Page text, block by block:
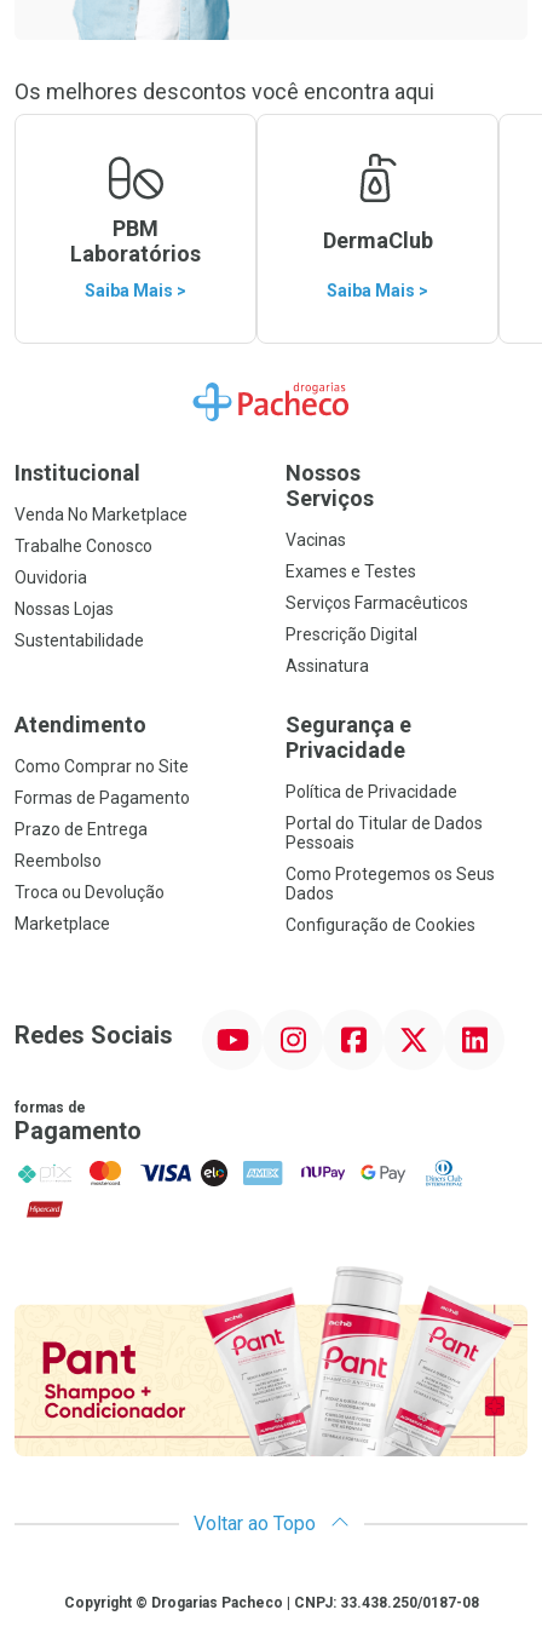
Os melhores descontos você encontra aqui
PBM
Laboratórios
Saiba Mais >
DermaClub
Saiba Mais >
Ir para a Home
Institucional
Venda No Marketplace
Trabalhe Conosco
Ouvidoria
Nossas Lojas
Sustentabilidade
Nossos
Serviços
Vacinas
Exames e Testes
Serviços Farmacêuticos
Prescrição Digital
Assinatura
Atendimento
Como Comprar no Site
Formas de Pagamento
Prazo de Entrega
Reembolso
Troca ou Devolução
Marketplace
Segurança e
Privacidade
Política de Privacidade
Portal do Titular de Dados
Pessoais
Como Protegemos os Seus
Dados
Configuração de Cookies
Redes Sociais InstagramFacebookTwitter Linkedin
formas de
Pagamento
PIX MasterCard
VISA ELO AMEX NuPay Google PayDiners Club
Hipercard
Voltar ao Topo
CopyrightCopyright © Drogarias Pacheco | CNPJ: 33.438.250/0187-08